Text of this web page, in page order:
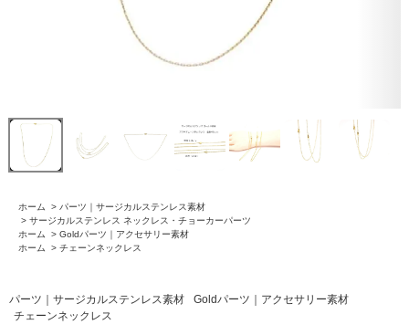
ホーム > パーツ｜サージカルステンレス素材
> サージカルステンレス ネックレス・チョーカーパーツ
ホーム
> Goldパーツ｜アクセサリー素材
ホーム
> チェーンネックレス
パーツ｜サージカルステンレス素材
Goldパーツ｜アクセサリー素材
チェーンネックレス